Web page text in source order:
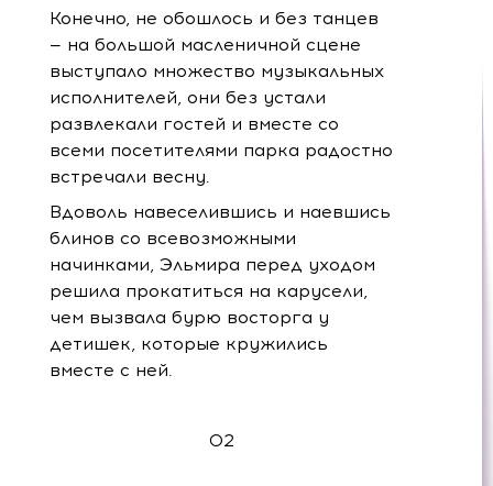
Конечно, не обошлось и без танцев
— на большой масленичной сцене
выступало множество музыкальных
исполнителей, они без устали
развлекали гостей и вместе со
всеми посетителями парка радостно
встречали весну.
Вдоволь навеселившись и наевшись
блинов со всевозможными
начинками, Эльмира перед уходом
решила прокатиться на карусели,
чем вызвала бурю восторга у
детишек, которые кружились
вместе с ней.
02